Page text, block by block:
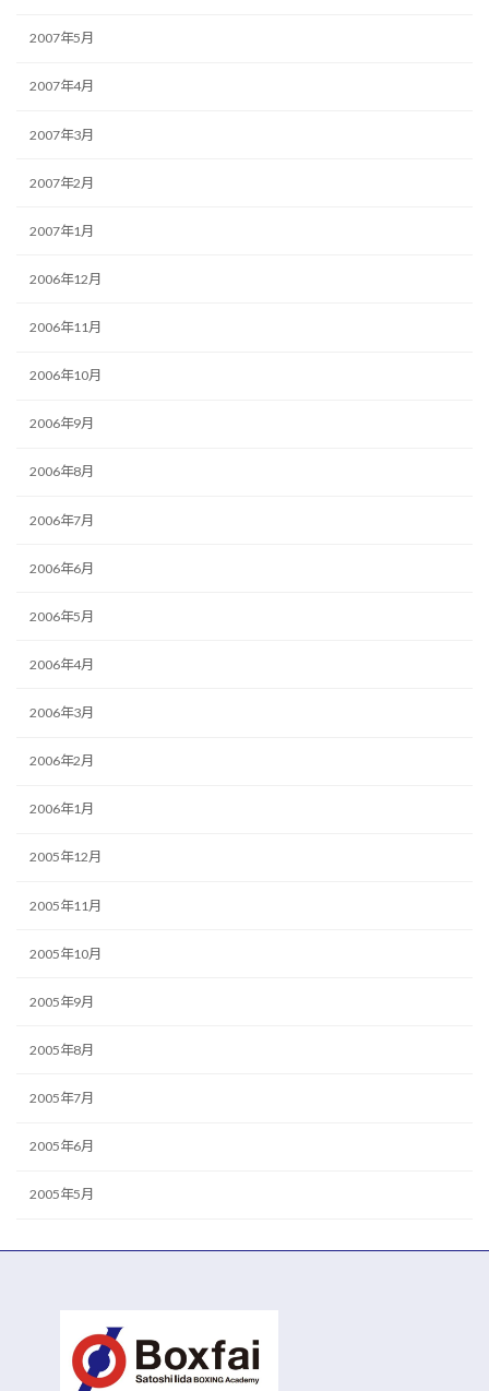
2007年5月
2007年4月
2007年3月
2007年2月
2007年1月
2006年12月
2006年11月
2006年10月
2006年9月
2006年8月
2006年7月
2006年6月
2006年5月
2006年4月
2006年3月
2006年2月
2006年1月
2005年12月
2005年11月
2005年10月
2005年9月
2005年8月
2005年7月
2005年6月
2005年5月